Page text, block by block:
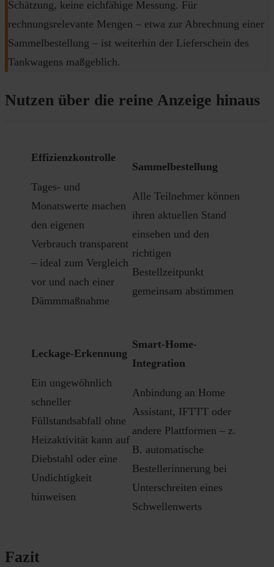
Schätzung, keine eichfähige Messung. Für
rechnungsrelevante Mengen – etwa zur Abrechnung einer
Sammelbestellung – ist weiterhin der Lieferschein des
Tankwagens maßgeblich.
Nutzen über die reine Anzeige hinaus
Effizienz­kontrolle
Tages- und
Monatswerte machen
den eigenen
Verbrauch transparent
– ideal zum Vergleich
vor und nach einer
Dämmmaßnahme
Sammelbestellung
Alle Teilnehmer können
ihren aktuellen Stand
einsehen und den
richtigen
Bestellzeitpunkt
gemeinsam abstimmen
Leckage-Erkennung
Ein ungewöhnlich
schneller
Füllstandsabfall ohne
Heizaktivität kann auf
Diebstahl oder eine
Undichtigkeit
hinweisen
Smart-Home-
Integration
Anbindung an Home
Assistant, IFTTT oder
andere Plattformen – z.
B. automatische
Bestellerinnerung bei
Unterschreiten eines
Schwellenwerts
Fazit